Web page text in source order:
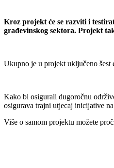
Kroz projekt će se razviti i
građevinskog sektora. Projekt
Ukupno je u projekt uključeno
Kako bi osigurali dugoročnu
osigurava trajni utjecaj inicijative
Više o samom projektu možete